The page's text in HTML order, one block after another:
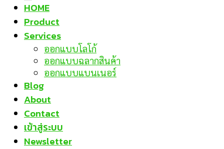
HOME
Product
Services
ออกแบบโลโก้
ออกแบบฉลากสินค้า
ออกแบบแบนเนอร์
Blog
About
Contact
เข้าสู่ระบบ
Newsletter